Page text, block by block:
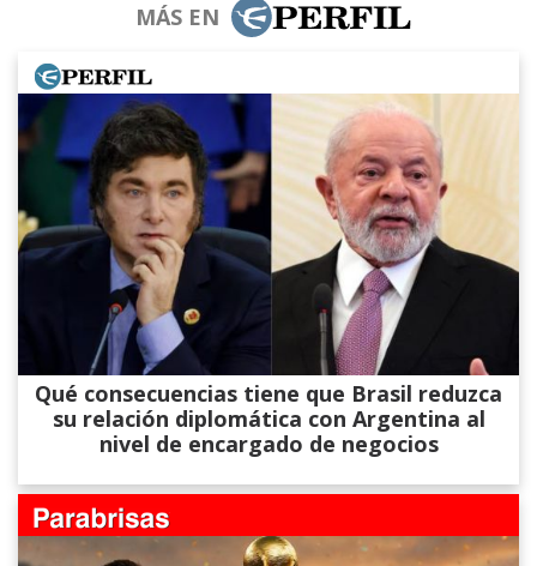
MÁS EN
Qué consecuencias tiene que Brasil reduzca
su relación diplomática con Argentina al
nivel de encargado de negocios